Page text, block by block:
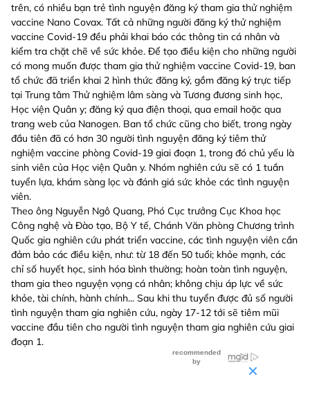
trên, có nhiều bạn trẻ tình nguyện đăng ký tham gia thử nghiệm
vaccine Nano Covax. Tất cả những người đăng ký thử nghiệm
vaccine Covid-19 đều phải khai báo các thông tin cá nhân và
kiểm tra chặt chẽ về sức khỏe. Để tạo điều kiện cho những người
có mong muốn được tham gia thử nghiệm vaccine Covid-19, ban
tổ chức đã triển khai 2 hình thức đăng ký, gồm đăng ký trực tiếp
tại Trung tâm Thử nghiệm lâm sàng và Tương đương sinh học,
Học viện Quân y; đăng ký qua điện thoại, qua email hoặc qua
trang web của Nanogen. Ban tổ chức cũng cho biết, trong ngày
đầu tiên đã có hơn 30 người tình nguyện đăng ký tiêm thử
nghiệm vaccine phòng Covid-19 giai đoạn 1, trong đó chủ yếu là
sinh viên của Học viện Quân y. Nhóm nghiên cứu sẽ có 1 tuần
tuyển lựa, khám sàng lọc và đánh giá sức khỏe các tình nguyện
viên.
Theo ông Nguyễn Ngô Quang, Phó Cục trưởng Cục Khoa học
Công nghệ và Đào tạo, Bộ Y tế, Chánh Văn phòng Chương trình
Quốc gia nghiên cứu phát triển vaccine, các tình nguyện viên cần
đảm bảo các điều kiện, như: từ 18 đến 50 tuổi; khỏe mạnh, các
chỉ số huyết học, sinh hóa bình thường; hoàn toàn tình nguyện,
tham gia theo nguyện vọng cá nhân; không chịu áp lực về sức
khỏe, tài chính, hành chính... Sau khi thu tuyển được đủ số người
tình nguyện tham gia nghiên cứu, ngày 17-12 tới sẽ tiêm mũi
vaccine đầu tiên cho người tình nguyện tham gia nghiên cứu giai
đoạn 1.